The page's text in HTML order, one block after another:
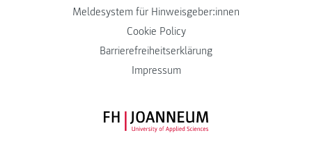
Meldesystem für Hinweisgeber:innen
Cookie Policy
Barrierefreiheitserklärung
Impressum
FH JOANNEUM Logo